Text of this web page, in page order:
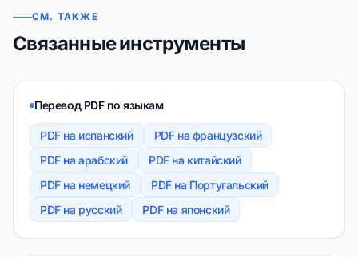
СМ. ТАКЖЕ
Связанные инструменты
Перевод PDF по языкам
PDF на испанский
PDF на французский
PDF на арабский
PDF на китайский
PDF на немецкий
PDF на Португальский
PDF на русский
PDF на японский